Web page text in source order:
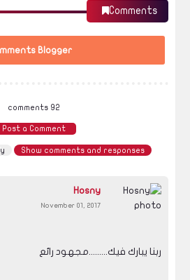
Comments
Blogger
92 comments
Post a Comment
Show comments and responses
Hosny
November 01, 2017
ربنا يبارك فيك.........مجهود رائع